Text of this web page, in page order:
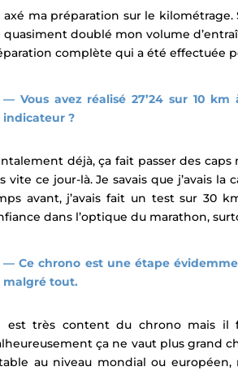
axé ma préparation sur le
quasiment doublé mon volume
complète qui a été effectuée
— Vous avez réalisé 27’24 sur 10
indicateur ?
déjà, ça fait passer des caps
vite ce jour-là. Je savais que j’avais
avant, j’avais fait un test sur 30
dans l’optique du marathon,
— Ce chrono est une étape
malgré tout.
est très content du chrono mais il
ça ne vaut plus grand
au niveau mondial ou